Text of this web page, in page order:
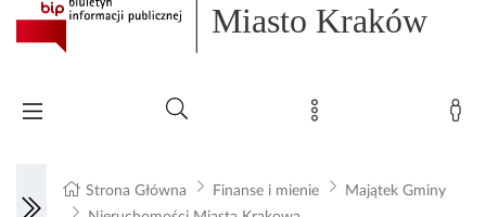
Miasto Kraków
Strona Główna Finanse i mienie
Majątek Gminy